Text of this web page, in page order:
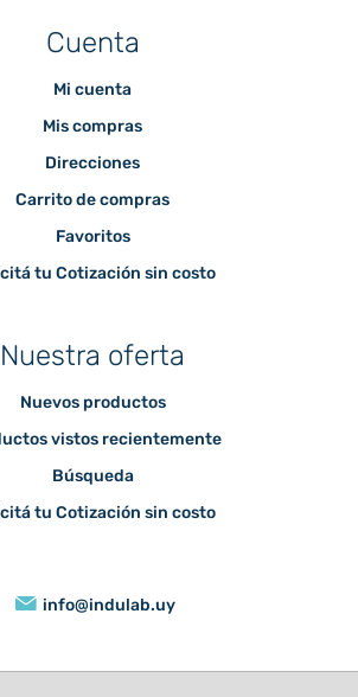
Cuenta
Mi cuenta
Mis compras
Direcciones
Carrito de compras
Favoritos
tu Cotización sin costo
Nuestra oferta
Nuevos productos
vistos recientemente
Búsqueda
tu Cotización sin costo
info@indulab.uy